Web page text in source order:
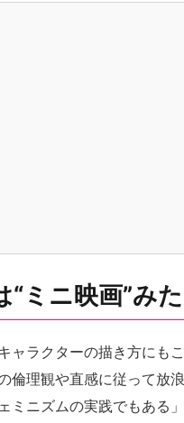
“ミニ映画”み
ャラクターの描き方にも
倫理観や直感に従って放
ミニズムの実践でもある」